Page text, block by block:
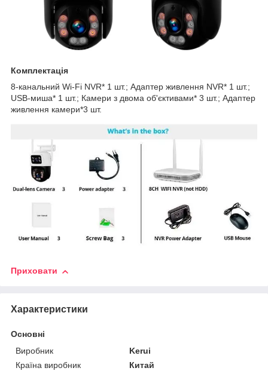
Комплектація
8-канальний Wi-Fi NVR* 1 шт.; Адаптер живлення NVR* 1 шт.;
USB-миша* 1 шт.; Камери з двома об'єктивами* 3 шт.; Адаптер
живлення камери*3 шт.
Приховати
Характеристики
Основні
Виробник
Kerui
Країна виробник
Китай